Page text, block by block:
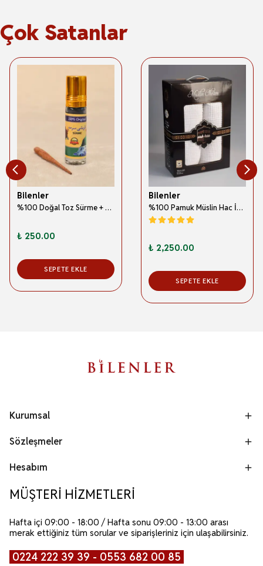
Çok Satanlar
Bilenler
%100 Doğal Toz Sürme + Ahşap Sürme Çubuğu | Geleneksel ve Orijinal Göz Sürmesi
₺ 250.00
SEPETE EKLE
Bilenler
%100 Pamuk Müslin Hac İhramı – Hafif; Dikişsiz ve Antibakteriyel
₺ 2,250.00
SEPETE EKLE
Kurumsal
Sözleşmeler
Hesabım
MÜŞTERİ HİZMETLERİ
Hafta içi 09:00 - 18:00 / Hafta sonu 09:00 - 13:00 arası
merak ettiğiniz tüm sorular ve siparişleriniz için ulaşabilirsiniz.
0224 222 39 39 - 0553 682 00 85